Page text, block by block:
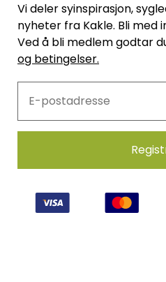
Vi deler syinspirasjon,
nyheter fra Kakle. Bli med
Ved å bli medlem godtar
og betingelser.